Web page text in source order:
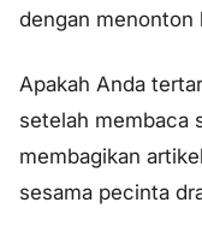
dengan menonton
Apakah Anda
setelah membaca
membagikan
sesama pecinta